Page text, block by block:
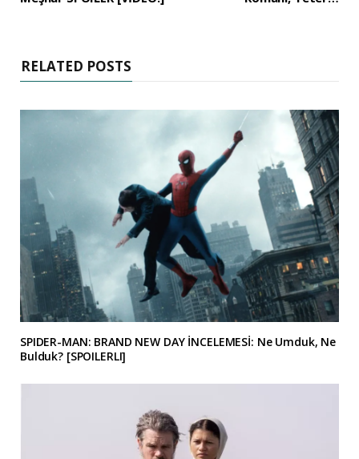
RELATED POSTS
SPIDER-MAN: BRAND NEW DAY İNCELEMESİ: Ne Umduk, Ne
Bulduk? [SPOILERLI]